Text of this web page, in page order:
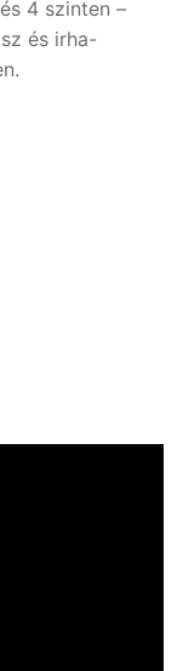
4 szinten –
és irha-